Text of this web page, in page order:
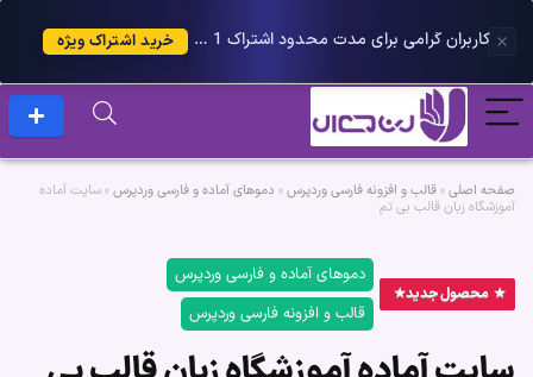
کاربران گرامی برای مدت محدود اشتراک 1 ساله پلاس را می توانید با 25 درصد تخفیف دریافت کنید. خرید اشتراک ویژه
صفحه اصلی »قالب و افزونه فارسی وردپرس » دموهای آماده و فارسی وردپرس »سایت آماده
آموزشگاه زبان قالب بی تم
محصول جدید
دموهای آماده و فارسی وردپرس
قالب و افزونه فارسی وردپرس